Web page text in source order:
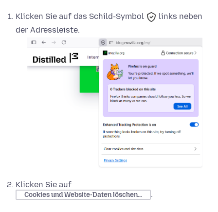
Klicken Sie auf das Schild-Symbol
links neben
der Adressleiste.
Klicken Sie auf
Cookies und Website-Daten löschen… .